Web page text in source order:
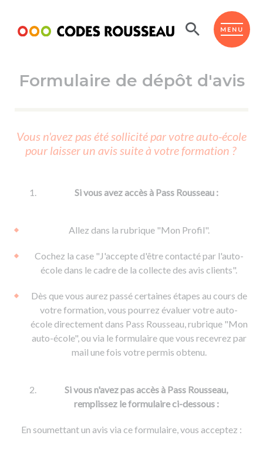
MENU
ESPACE ÉLÈVE
Code de la route
Passer l'ASSR
Réviser le code
Passer l'ETM
Permis voiture
Permis remorque
Permis & handicap
d'apprentissage
De la conduite en voiture
De la conduite à moto
Voir tous les supports
Formations pro.
Permis poids lourd
Formation FCO
Formation CACES
Devenir enseignant de la conduite
Ressources
Formulaire de dépôt d'avis
Vous n'avez pas été sollicité par votre auto-école
pour laisser un avis suite à votre formation ?
Si vous avez accès à Pass Rousseau :
Allez dans la rubrique "Mon Profil".
Cochez la case "J'accepte d'être contacté par l'auto-
école dans le cadre de la collecte des avis clients".
Dès que vous aurez passé certaines étapes au cours de
votre formation, vous pourrez évaluer votre auto-
école directement dans Pass Rousseau, rubrique "Mon
auto-école", ou via le formulaire que vous recevrez par
mail une fois votre permis obtenu.
Si vous n'avez pas accès à Pass Rousseau,
remplissez le formulaire ci-dessous :
En soumettant un avis via ce formulaire, vous acceptez :